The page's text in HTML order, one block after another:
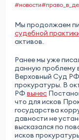
#новости
Мы продолжаем
судебной
активов.
Ранее мы уже
данную проблему
Верховный Суд
прокуратуры. В
РФ вынес
что для исков
государства
давности не
высказался по
исков